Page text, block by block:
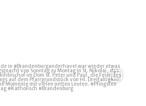
in #Brandenburganderhavel...